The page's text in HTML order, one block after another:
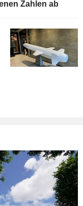
Zahlen ab